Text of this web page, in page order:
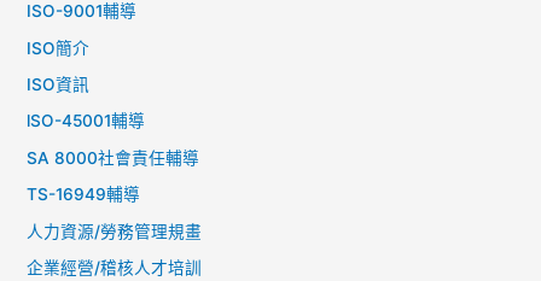
ISO-9001輔導
ISO簡介
ISO資訊
lSO-45001輔導
SA 8000社會責任輔導
TS-16949輔導
人力資源/勞務管理規畫
企業經營/稽核人才培訓